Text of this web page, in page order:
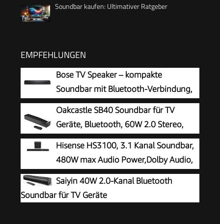
Soundbar kaufen: Ultimativer Ratgeber
EMPFEHLUNGEN
Bose TV Speaker – kompakte
Soundbar mit Bluetooth-Verbindung,
Black
Oakcastle SB40 Soundbar für TV
Geräte, Bluetooth, 60W 2.0 Stereo,
HDMI ARC
Hisense HS3100, 3.1 Kanal Soundbar,
480W max Audio Power,Dolby Audio,
DTS Virtual:X, 6.5 Wireless subwoofer, TV Mode,
EzPlay
Saiyin 40W 2.0-Kanal Bluetooth
Soundbar für TV Geräte